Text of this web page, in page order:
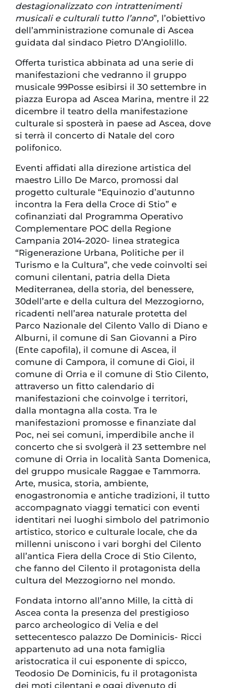
destagionalizzato con intrattenimenti
musicali e culturali tutto l’anno”, l’obiettivo
dell’amministrazione comunale di Ascea
guidata dal sindaco Pietro D’Angiolillo.
Offerta turistica abbinata ad una serie di
manifestazioni che vedranno il gruppo
musicale 99Posse esibirsi il 30 settembre in
piazza Europa ad Ascea Marina, mentre il 22
dicembre il teatro della manifestazione
culturale si sposterà in paese ad Ascea, dove
si terrà il concerto di Natale del coro
polifonico.
Eventi affidati alla direzione artistica del
maestro Lillo De Marco, promossi dal
progetto culturale “Equinozio d’autunno
incontra la Fera della Croce di Stio” e
cofinanziati dal Programma Operativo
Complementare POC della Regione
Campania 2014-2020- linea strategica
“Rigenerazione Urbana, Politiche per il
Turismo e la Cultura”, che vede coinvolti sei
comuni cilentani, patria della Dieta
Mediterranea, della storia, del benessere,
30dell’arte e della cultura del Mezzogiorno,
ricadenti nell’area naturale protetta del
Parco Nazionale del Cilento Vallo di Diano e
Alburni, il comune di San Giovanni a Piro
(Ente capofila), il comune di Ascea, il
comune di Campora, il comune di Gioi, il
comune di Orria e il comune di Stio Cilento,
attraverso un fitto calendario di
manifestazioni che coinvolge i territori,
dalla montagna alla costa. Tra le
manifestazioni promosse e finanziate dal
Poc, nei sei comuni, imperdibile anche il
concerto che si svolgerà il 23 settembre nel
comune di Orria in località Santa Domenica,
del gruppo musicale Raggae e Tammorra.
Arte, musica, storia, ambiente,
enogastronomia e antiche tradizioni, il tutto
accompagnato viaggi tematici con eventi
identitari nei luoghi simbolo del patrimonio
artistico, storico e culturale locale, che da
millenni uniscono i vari borghi del Cilento
all’antica Fiera della Croce di Stio Cilento,
che fanno del Cilento il protagonista della
cultura del Mezzogiorno nel mondo.
Fondata intorno all’anno Mille, la città di
Ascea conta la presenza del prestigioso
parco archeologico di Velia e del
settecentesco palazzo De Dominicis- Ricci
appartenuto ad una nota famiglia
aristocratica il cui esponente di spicco,
Teodosio De Dominicis, fu il protagonista
dei moti cilentani e oggi divenuto di